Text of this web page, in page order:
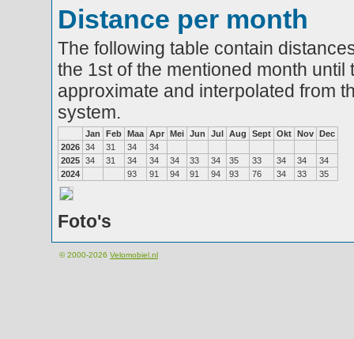
Distance per month
The following table contain
the 1st of the mentioned month
approximate and interpolated from
system.
Jan Feb Maa Apr Mei Jun Jul Aug Sept Okt Nov Dec
2026 34 31 34
34
2025 34 31 34 34 34 33 34 35 33 34 34
34
2024
93 91 94 91 94 93 76 34 33 35
Foto's
© 2000-2026 Velomobiel.nl